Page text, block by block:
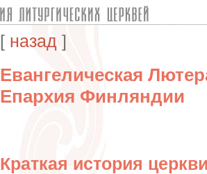
[ назад ]
Евангелическая
Епархия Финляндии
Краткая история